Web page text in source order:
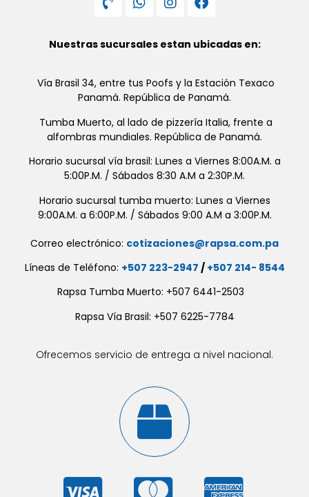
Nuestras sucursales estan ubicadas en:
Vía Brasil 34, entre tus Poofs y la Estación Texaco
Panamá. República de Panamá.
Tumba Muerto, al lado de pizzería Italia, frente a
alfombras mundiales. República de Panamá.
Horario sucursal vía brasil: Lunes a Viernes 8:00A.M. a
5:00P.M. / Sábados 8:30 A.M a 2:30P.M.
Horario sucursal tumba muerto: Lunes a Viernes
9:00A.M. a 6:00P.M. / Sábados 9:00 A.M a 3:00P.M.
Correo electrónico: cotizaciones@rapsa.com.pa
Líneas de Teléfono: +507 223-2947 / +507 214- 8544
Rapsa Tumba Muerto: +507 6441-2503
Rapsa Vía Brasil: +507 6225-7784
Ofrecemos servicio de entrega a nivel nacional.